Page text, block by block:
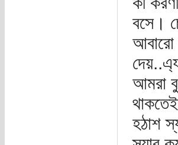
বসে।
আবারো
আমরা
হঠাশ